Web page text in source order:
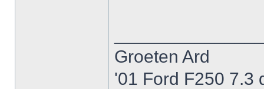
Groeten Ard
'01 Ford F250 7.3